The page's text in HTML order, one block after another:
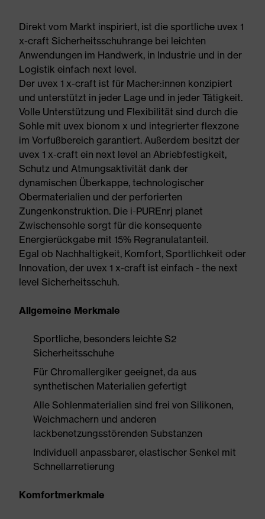
Direkt vom Markt inspiriert, ist die sportliche uvex 1
x-craft Sicherheitsschuhrange bei leichten
Anwendungen im Handwerk, in Industrie und in der
Logistik einfach next level.
Der uvex 1 x-craft ist für Macher:innen konzipiert
und unterstützt in jeder Lage und in jeder Tätigkeit.
Volle Unterstützung und Flexibilität sind durch die
Sohle mit uvex bionom x und integrierter flexzone
im Vorfußbereich garantiert. Außerdem besitzt der
uvex 1 x-craft ein next level an Abriebfestigkeit,
Schutz und Atmungsaktivität dank der
dynamischen Überkappe, technologischer
Obermaterialien und der perforierten
Zungenkonstruktion. Die i-PUREnrj planet
Zwischensohle sorgt für die konsequente
Energierückgabe mit 15% Regranulatanteil.
Egal ob Nachhaltigkeit, Komfort, Sportlichkeit oder
Innovation, der uvex 1 x-craft ist einfach - the next
level Sicherheitsschuh.
Allgemeine Merkmale
Sportliche, besonders leichte S2
Sicherheitsschuhe
Für Chromallergiker geeignet, da aus
synthetischen Materialien gefertigt
Alle Sohlenmaterialien sind frei von Silikonen,
Weichmachern und anderen
lackbenetzungsstörenden Substanzen
Individuell anpassbarer, elastischer Senkel mit
Schnellarretierung
Komfortmerkmale